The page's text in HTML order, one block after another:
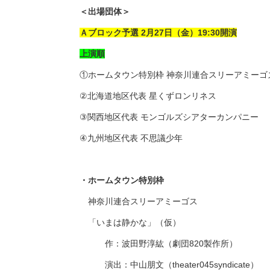
＜出場団体＞
Ａブロック予選 2月27日（金）19:30開演
上演順
①ホームタウン特別枠 神奈川連合スリーアミーゴ
②北海道地区代表 星くずロンリネス
③関西地区代表 モンゴルズシアターカンパニー
④九州地区代表 不思議少年
・ホームタウン特別枠
神奈川連合スリーアミーゴス
「いまは静かな」（仮）
作：波田野淳紘（劇団820製作所）
演出：中山朋文（theater045syndicate）